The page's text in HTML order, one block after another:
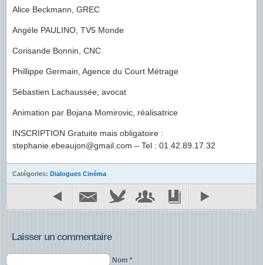
Alice Beckmann, GREC
Angèle PAULINO, TV5 Monde
Corisande Bonnin, CNC
Phillippe Germain, Agence du Court Métrage
Sébastien Lachaussée, avocat
Animation par Bojana Momirovic, réalisatrice
INSCRIPTION Gratuite mais obligatoire :
stephanie.ebeaujon@gmail.com – Tel : 01.42.89.17.32
Catégories: Dialogues Cinéma
Laisser un commentaire
Nom *